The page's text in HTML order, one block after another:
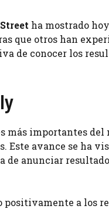
ha mostrado
que otros han
de conocer los
más importantes
Este avance se ha
de anunciar
positivamente a los